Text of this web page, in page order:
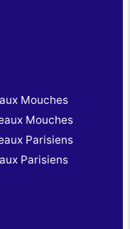
Mouches
Mouches
Parisiens
Parisiens